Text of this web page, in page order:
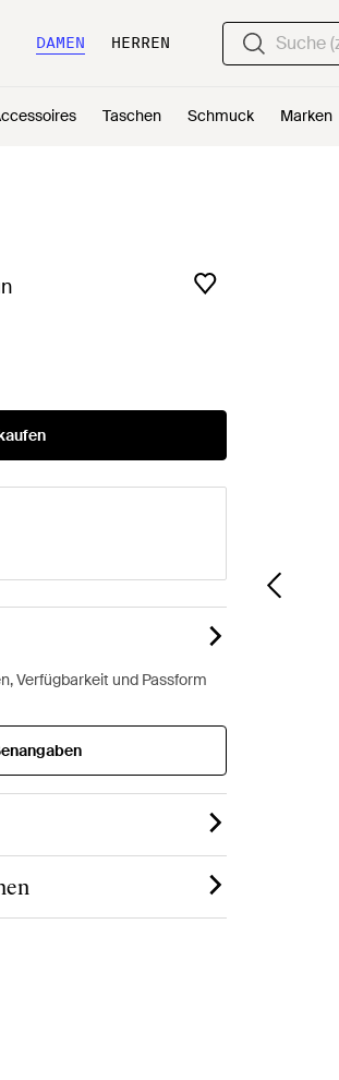
DAMEN HERREN
Taschen Schmuck Marken
Verfügbarkeit und Passform